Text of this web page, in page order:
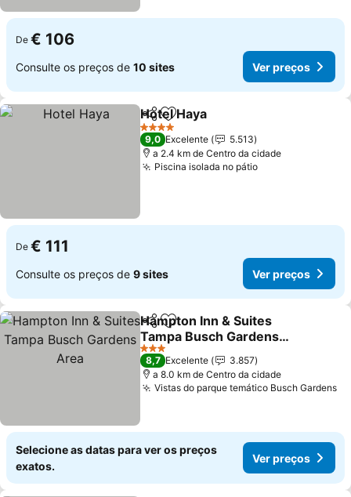
De € 106
Consulte os preços de 10 sites Ver preços
PartilharAdicionar aos favoritos
Hotel Haya
4 Estrelas
9,0 Excelente
5.513
a 2.4 km de Centro da cidade
Piscina isolada no pátio
De € 111
Consulte os preços de 9 sites Ver preços
PartilharAdicionar aos favoritos
Hampton Inn & Suites
Tampa Busch Gardens
Area
3 Estrelas
8,7 Excelente
3.857
a 8.0 km de Centro da cidade
Vistas do parque temático Busch Gardens
Selecione as datas para ver os preços
exatos.
Ver preços